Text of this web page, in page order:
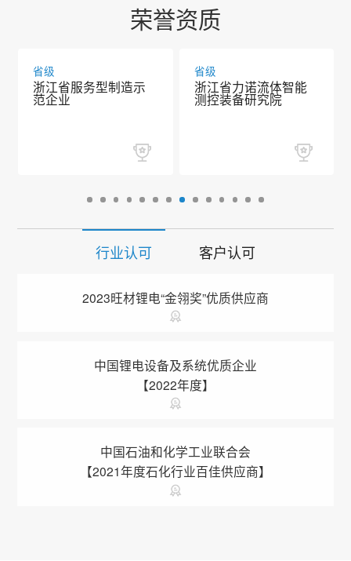
荣誉资质
省级
浙江省服务型制造示
范企业
省级
浙江省力诺流体智能
测控装备研究院
行业认可 客户认可
2023旺材锂电“金翎奖”优质供应商
中国锂电设备及系统优质企业
【2022年度】
中国石油和化学工业联合会
【2021年度石化行业百佳供应商】